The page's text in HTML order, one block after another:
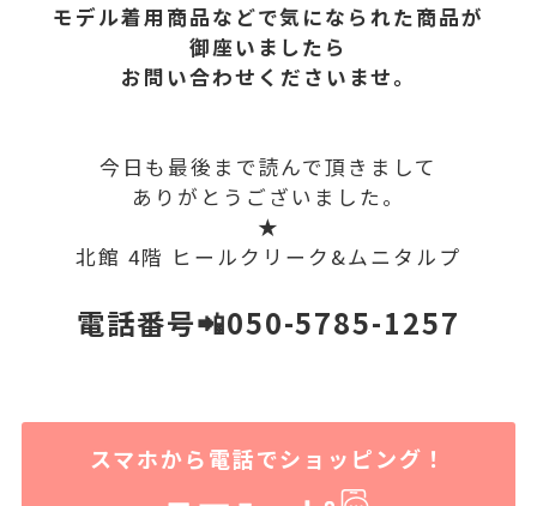
モデル着用商品などで気になられた商品が
御座いましたら
お問い合わせくださいませ。
今日も最後まで読んで頂きまして
ありがとうございました。
★
北館 4階 ヒールクリーク&ムニタルプ
電話番号📲050-5785-1257
スマホから電話でショッピング！